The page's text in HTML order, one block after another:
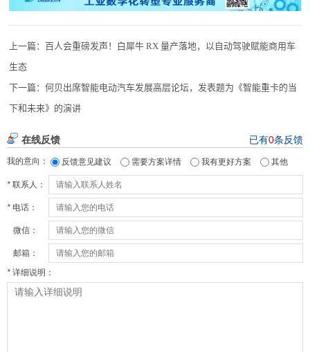
上一篇：百人会重磅发声！白犀牛 RX 量产落地，以自动驾驶赋能商用车
生态
下一篇：何贝出席智能电动汽车发展高层论坛，发表题为《智能重卡的当
下和未来》的演讲